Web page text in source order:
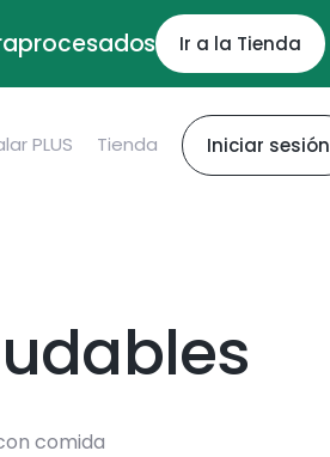
Ir a la Tienda
PLUS Tienda Iniciar sesión
comida